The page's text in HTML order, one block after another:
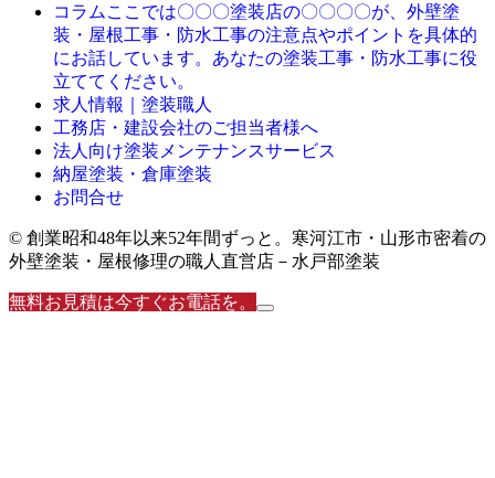
コラム ここでは〇〇〇塗装店の〇〇〇〇が、外壁塗
装・屋根工事・防水工事の注意点やポイントを具体的
にお話しています。あなたの塗装工事・防水工事に役
立ててください。
求人情報｜塗装職人
工務店・建設会社のご担当者様へ
法人向け塗装メンテナンスサービス
納屋塗装・倉庫塗装
お問合せ
© 創業昭和48年以来52年間ずっと。寒河江市・山形市密着の
外壁塗装・屋根修理の職人直営店－水戸部塗装
無料お見積は今すぐお電話を。